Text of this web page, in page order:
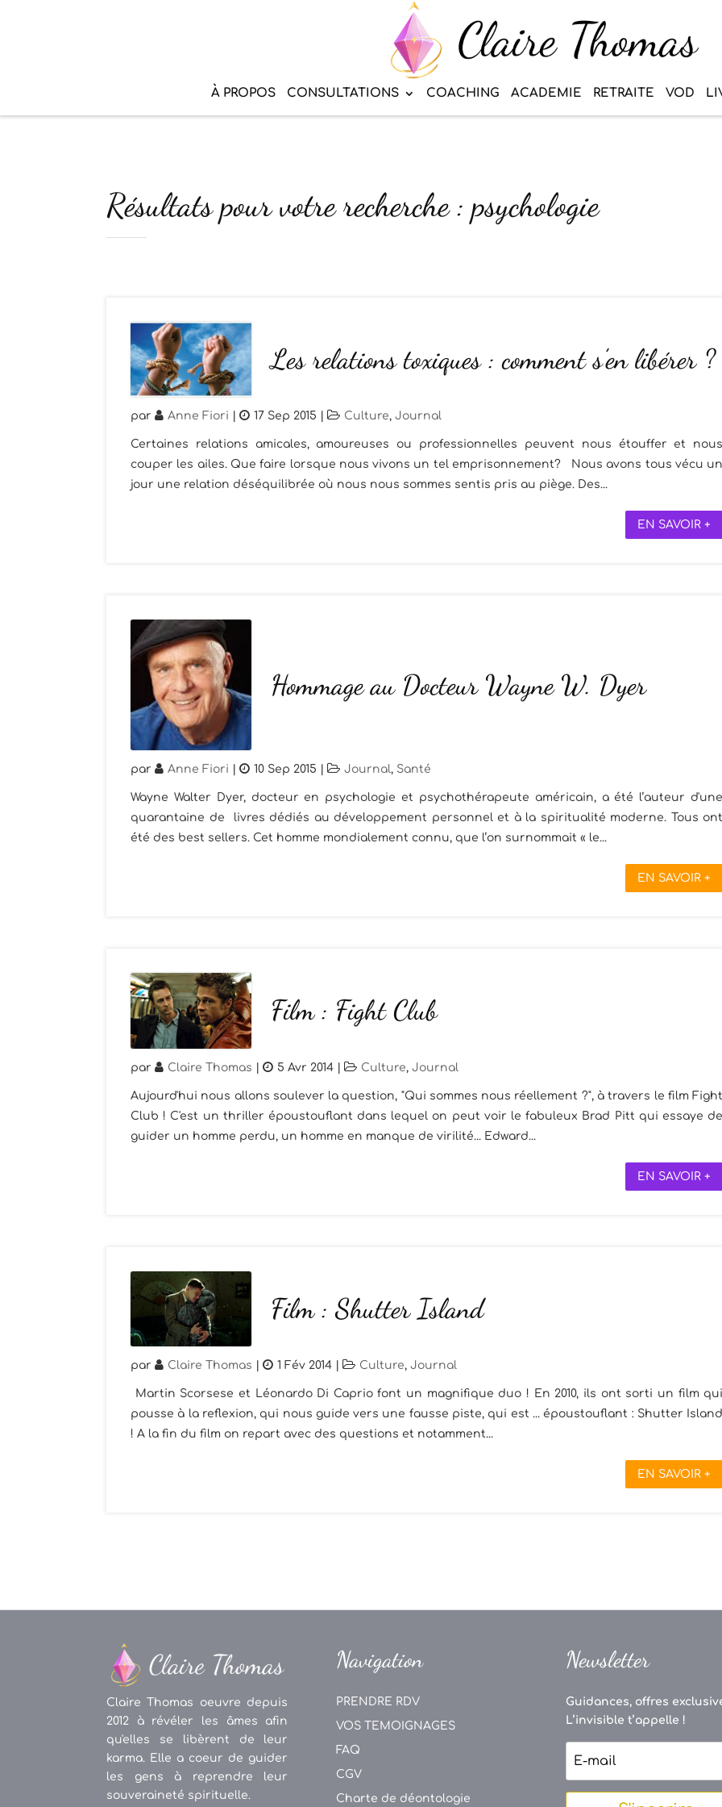
À PROPOS CONSULTATIONS COACHING ACADEMIE RETRAITE VOD
Résultats pour votre recherche : psychologie
Les relations toxiques : comment s’en libérer ?
par Anne Fiori 17 Sep 2015 Culture, Journal
Certaines relations amicales, amoureuses ou professionnelles peuvent nous étouffer et
couper les ailes. Que faire lorsque nous vivons un tel emprisonnement? Nous avons tous vécu
jour une relation déséquilibrée où nous nous sommes sentis pris au piège. Des...
EN SAVOIR +
Hommage au Docteur Wayne W. Dyer
par Anne Fiori 10 Sep 2015 Journal, Santé
Wayne Walter Dyer, docteur en psychologie et psychothérapeute américain, a été l’auteur
quarantaine de livres dédiés au développement personnel et à la spiritualité moderne. Tous
été des best sellers. Cet homme mondialement connu, que l’on surnommait « le...
EN SAVOIR +
Film : Fight Club
par Claire Thomas | 5 Avr 2014 | Culture, Journal
Aujourd'hui nous allons soulever la question, "Qui sommes nous réellement ?", à travers le film
Club ! C'est un thriller époustouflant dans lequel on peut voir le fabuleux Brad Pitt qui essaye
guider un homme perdu, un homme en manque de virilité... Edward...
EN SAVOIR +
Film : Shutter Island
par Claire Thomas 1 Fév 2014 Culture, Journal
Martin Scorsese et Léonardo Di Caprio font un magnifique duo ! En 2010, ils ont sorti un film
pousse à la reflexion, qui nous guide vers une fausse piste, qui est ... époustouflant : Shutter
! A la fin du film on repart avec des questions et notamment...
EN SAVOIR +
Claire Thomas oeuvre depuis
2012 à révéler les âmes afin
qu'elles se libèrent de leur
karma. Elle a coeur de guider
les gens à reprendre leur
souveraineté spirituelle.
Navigation
PRENDRE RDV
VOS TEMOIGNAGES
FAQ
CGV
Charte de déontologie
Newsletter
Guidances, offres
L’invisible t’appelle !